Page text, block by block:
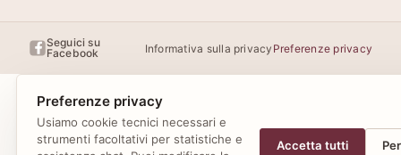
Seguici su
Facebook
Informativa sulla privacy Preferenze privacy
Preferenze privacy
Usiamo cookie tecnici necessari e
strumenti facoltativi per statistiche e
Accetta tutti